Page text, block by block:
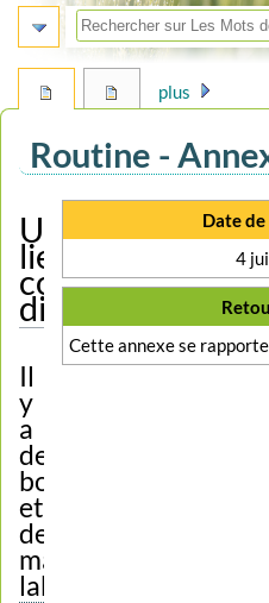
Routine -
à
la
navigation
à
la
recherche
Date
4
Cette annexe se
Un
lieu
commun
discuté
Il
y
a
de
bons
et
de
mauvais
laboureurs
plus